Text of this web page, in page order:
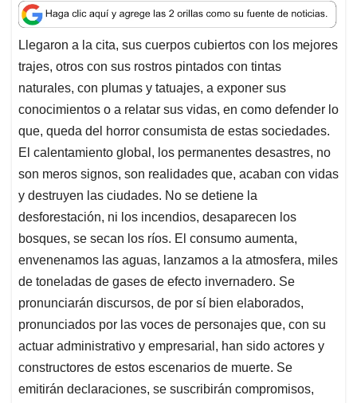
a
t
s
A
p
p
c
e
b
o
o
k
n
k
e
d
I
n
a
i
l
r
e
a
d
s
Llegaron a la cita, sus cuerpos cubiertos con los mejores
trajes, otros con sus rostros pintados con tintas
naturales, con plumas y tatuajes, a exponer sus
conocimientos o a relatar sus vidas, en como defender lo
que, queda del horror consumista de estas sociedades.
El calentamiento global, los permanentes desastres, no
son meros signos, son realidades que, acaban con vidas
y destruyen las ciudades. No se detiene la
desforestación, ni los incendios, desaparecen los
bosques, se secan los ríos. El consumo aumenta,
envenenamos las aguas, lanzamos a la atmosfera, miles
de toneladas de gases de efecto invernadero. Se
pronunciarán discursos, de por sí bien elaborados,
pronunciados por las voces de personajes que, con su
actuar administrativo y empresarial, han sido actores y
constructores de estos escenarios de muerte. Se
emitirán declaraciones, se suscribirán compromisos,